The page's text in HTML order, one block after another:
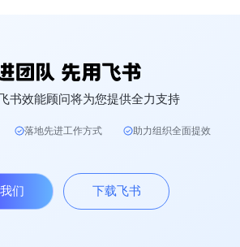
书效能顾问将为您提供全力支持
落地先进工作方式 助力组织全面提效
们 下载飞书